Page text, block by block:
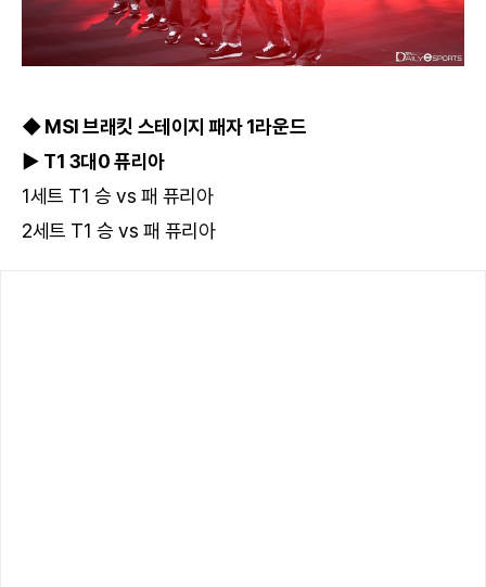
◆ MSI 브래킷 스테이지 패자 1라운드
▶ T1 3대0 퓨리아
1세트 T1 승 vs 패 퓨리아
2세트 T1 승 vs 패 퓨리아